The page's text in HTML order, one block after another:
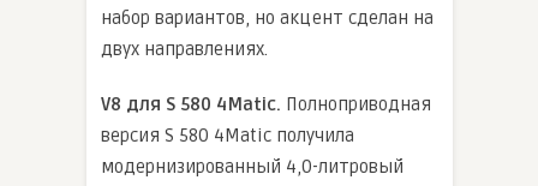
набор вариантов, но акцент сделан на
двух направлениях.
V8 для S 580 4Matic. Полноприводная
версия S 580 4Matic получила
модернизированный 4,0-литровый